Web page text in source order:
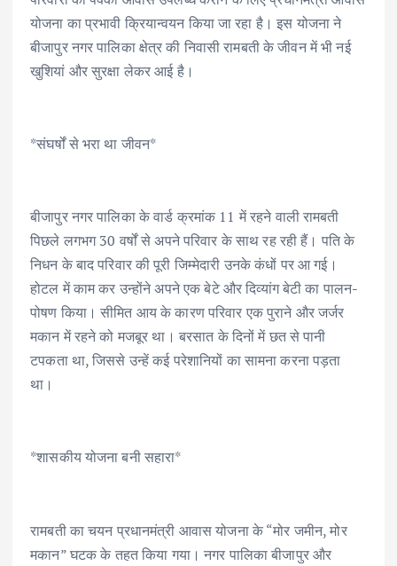
योजना का प्रभावी क्रियान्वयन किया जा रहा है। इस योजना ने
बीजापुर नगर पालिका क्षेत्र की निवासी रामबती के जीवन में भी नई
खुशियां और सुरक्षा लेकर आई है।
*संघर्षों से भरा था जीवन*
बीजापुर नगर पालिका के वार्ड क्रमांक 11 में रहने वाली रामबती
पिछले लगभग 30 वर्षों से अपने परिवार के साथ रह रही हैं। पति के
निधन के बाद परिवार की पूरी जिम्मेदारी उनके कंधों पर आ गई।
होटल में काम कर उन्होंने अपने एक बेटे और दिव्यांग बेटी का पालन-
पोषण किया। सीमित आय के कारण परिवार एक पुराने और जर्जर
मकान में रहने को मजबूर था। बरसात के दिनों में छत से पानी
टपकता था, जिससे उन्हें कई परेशानियों का सामना करना पड़ता
था।
*शासकीय योजना बनी सहारा*
रामबती का चयन प्रधानमंत्री आवास योजना के “मोर जमीन, मोर
मकान” घटक के तहत किया गया। नगर पालिका बीजापुर और